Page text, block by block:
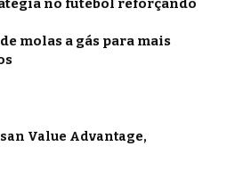
no futebol reforçando
molas a gás para mais
Value Advantage